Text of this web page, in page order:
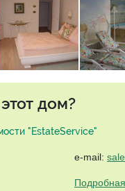
дом?
"EstateService"
e-mail: